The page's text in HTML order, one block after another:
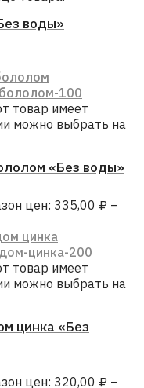
воды»
товар имеет
можно выбрать на
«Без воды»
цен: 335,00 ₽ –
товар имеет
можно выбрать на
цинка «Без
цен: 320,00 ₽ –